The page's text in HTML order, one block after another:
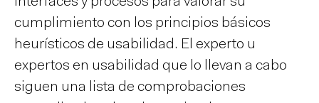
cumplimiento con los principios básicos
heurísticos de usabilidad. El experto u
expertos en usabilidad que lo llevan a cabo
siguen una lista de comprobaciones